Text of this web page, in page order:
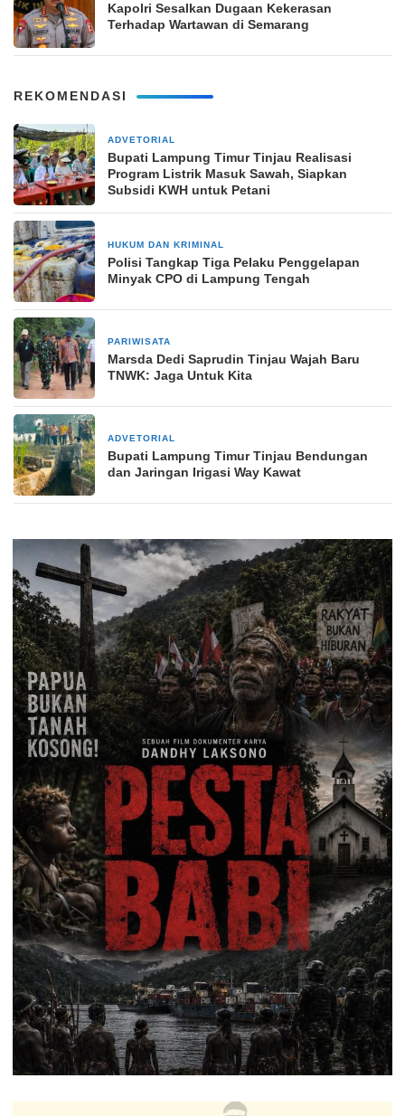
Kapolri Sesalkan Dugaan Kekerasan
Terhadap Wartawan di Semarang
REKOMENDASI
ADVETORIAL
Bupati Lampung Timur Tinjau Realisasi
Program Listrik Masuk Sawah, Siapkan
Subsidi KWH untuk Petani
HUKUM DAN KRIMINAL
Polisi Tangkap Tiga Pelaku Penggelapan
Minyak CPO di Lampung Tengah
PARIWISATA
Marsda Dedi Saprudin Tinjau Wajah Baru
TNWK: Jaga Untuk Kita
ADVETORIAL
Bupati Lampung Timur Tinjau Bendungan
dan Jaringan Irigasi Way Kawat